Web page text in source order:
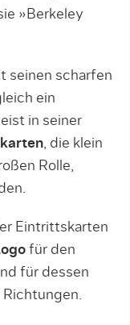
»Berkeley
seinen scharfen
ein
in seiner
, die klein
Rolle,
Eintrittskarten
für den
für dessen